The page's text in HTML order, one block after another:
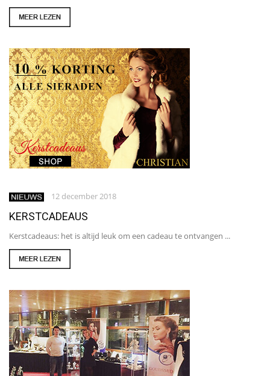
12 december 2018
KERSTCADEAUS
Kerstcadeaus: het is altijd leuk om een cadeau te ontvangen ...